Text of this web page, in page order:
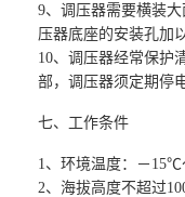
9、调压器需要横装
压器底座的安装孔加
10、调压器经常保护
部，调压器须定期停
七、工作条件
1 、 环境温度：－15℃
2、 海拔高度不超过